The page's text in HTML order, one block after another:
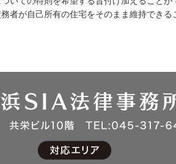
者が自己所有の住宅をそのまま維持でき